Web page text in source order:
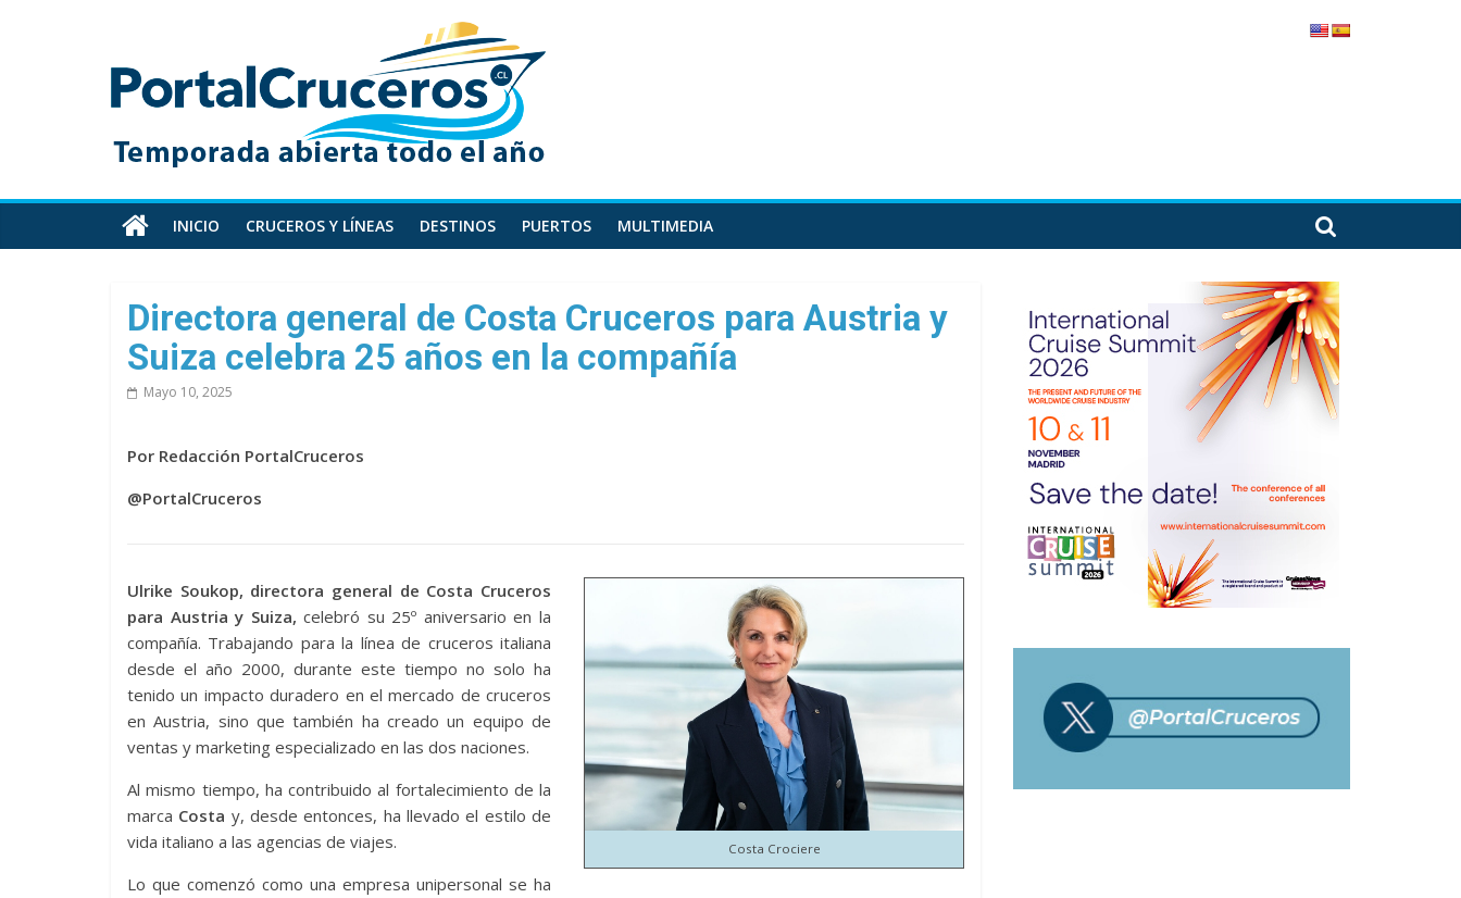
PortalCruceros
Toda
información
cruceros
en
un
sitio
INICIO CRUCEROS Y LÍNEAS DESTINOS PUERTOS MULTIMEDIA
Directora general de Costa Cruceros para Austria y
Suiza celebra 25 años en la compañía
Mayo 10, 2025
Por Redacción PortalCruceros
@PortalCruceros
Costa Crociere
Ulrike Soukop, directora general de Costa Cruceros
para Austria y Suiza, celebró su 25º aniversario en la
compañía. Trabajando para la línea de cruceros italiana
desde el año 2000, durante este tiempo no solo ha
tenido un impacto duradero en el mercado de cruceros
en Austria, sino que también ha creado un equipo de
ventas y marketing especializado en las dos naciones.
Al mismo tiempo, ha contribuido al fortalecimiento de la
marca Costa y, desde entonces, ha llevado el estilo de
vida italiano a las agencias de viajes.
Lo que comenzó como una empresa unipersonal se ha